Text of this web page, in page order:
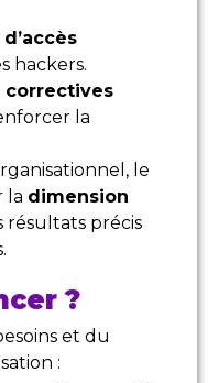
hackers.
correctives
la
le
la dimension
précis
?
et du
: